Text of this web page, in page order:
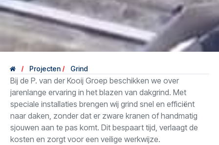
Projecten Grind
Bij de P. van der Kooij Groep beschikken we over
jarenlange ervaring in het blazen van dakgrind. Met
speciale installaties brengen wij grind snel en efficiënt
naar daken, zonder dat er zware kranen of handmatig
sjouwen aan te pas komt. Dit bespaart tijd, verlaagt de
kosten en zorgt voor een veilige werkwijze.